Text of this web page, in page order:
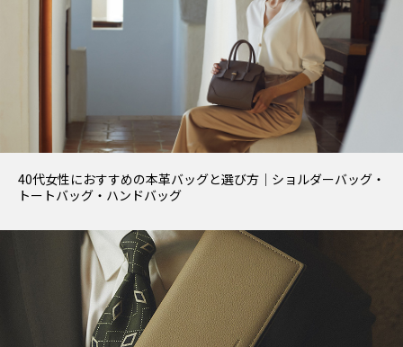
40代女性におすすめの本革バッグと選び方｜ショルダーバッグ・
トートバッグ・ハンドバッグ